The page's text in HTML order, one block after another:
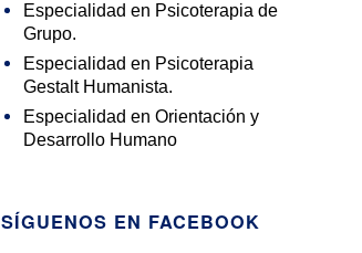
Especialidad en Psicoterapia de
Grupo.
Especialidad en Psicoterapia
Gestalt Humanista.
Especialidad en Orientación y
Desarrollo Humano
SÍGUENOS EN FACEBOOK